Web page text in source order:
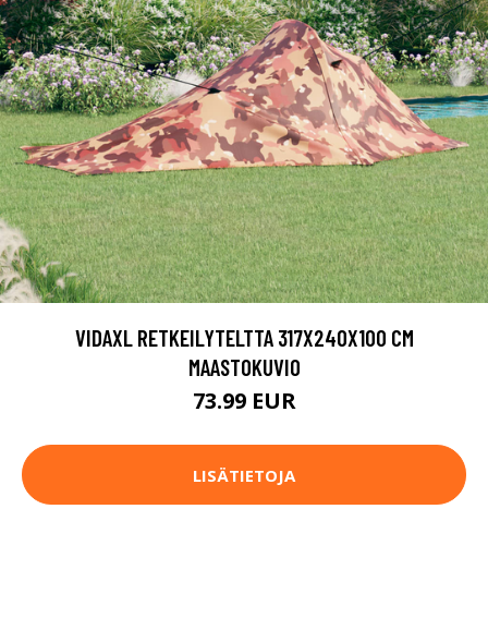
VIDAXL RETKEILYTELTTA 317X240X100 CM
MAASTOKUVIO
73.99 EUR
LISÄTIETOJA